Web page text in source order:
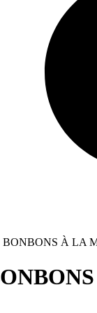
BONBONS À LA